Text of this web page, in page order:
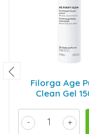
Filorga Age
Clean Gel
+
-